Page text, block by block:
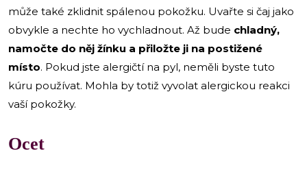
může také zklidnit spálenou pokožku. Uvařte si čaj jako
obvykle a nechte ho vychladnout. Až bude chladný,
namočte do něj žínku a přiložte ji na postižené
místo. Pokud jste alergičtí na pyl, neměli byste tuto
kúru používat. Mohla by totiž vyvolat alergickou reakci
vaší pokožky.
Ocet